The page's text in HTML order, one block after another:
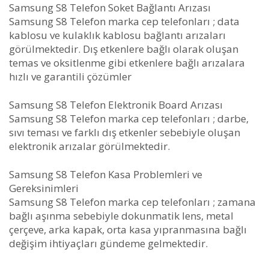
Samsung S8 Telefon Soket Bağlantı Arızası
Samsung S8 Telefon marka cep telefonları ; data
kablosu ve kulaklık kablosu bağlantı arızaları
görülmektedir. Dış etkenlere bağlı olarak oluşan
temas ve oksitlenme gibi etkenlere bağlı arızalara
hızlı ve garantili çözümler
Samsung S8 Telefon Elektronik Board Arızası
Samsung S8 Telefon marka cep telefonları ; darbe,
sıvı teması ve farklı dış etkenler sebebiyle oluşan
elektronik arızalar görülmektedir.
Samsung S8 Telefon Kasa Problemleri ve
Gereksinimleri
Samsung S8 Telefon marka cep telefonları ; zamana
bağlı aşınma sebebiyle dokunmatik lens, metal
çerçeve, arka kapak, orta kasa yıpranmasına bağlı
değişim ihtiyaçları gündeme gelmektedir.